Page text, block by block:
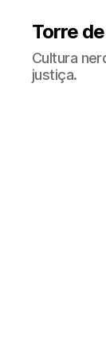
Torre
Cultura
justiça.